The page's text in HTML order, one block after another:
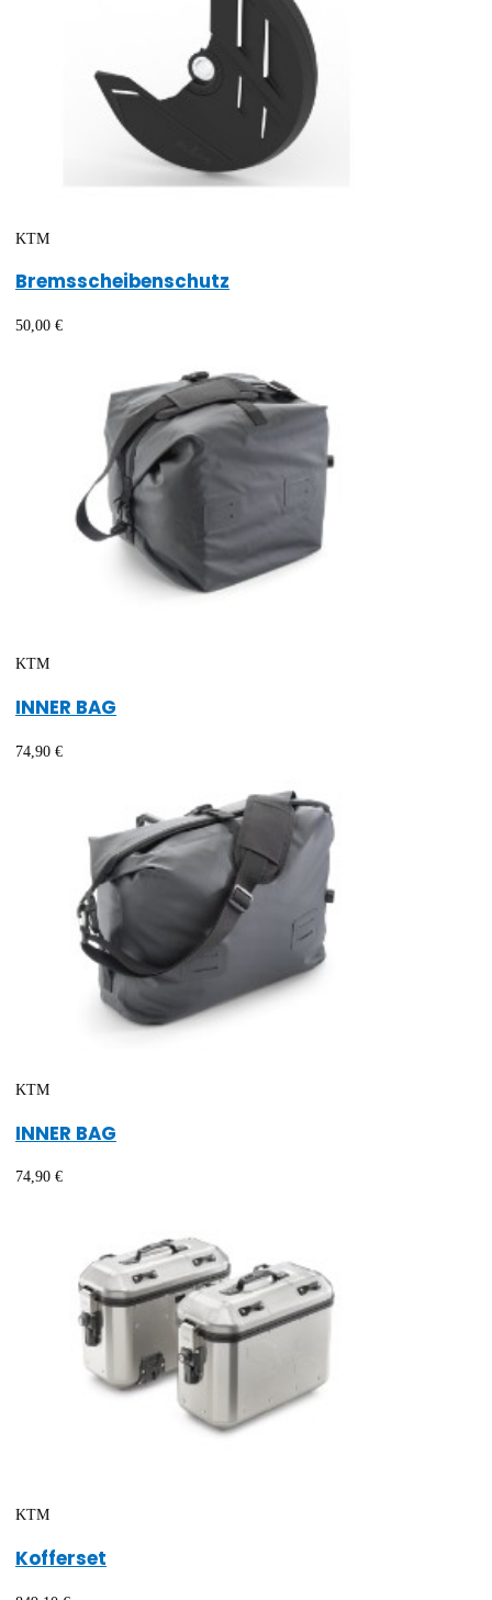
KTM
Bremsscheibenschutz
50,00 €
KTM
INNER BAG
74,90 €
KTM
INNER BAG
74,90 €
KTM
Kofferset